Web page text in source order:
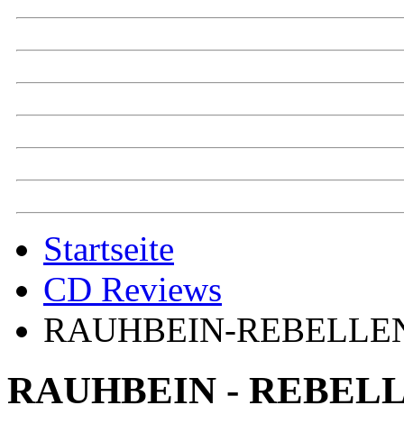
Startseite
CD Reviews
RAUHBEIN-
RAUHBEIN -